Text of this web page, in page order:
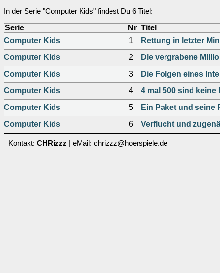
In der Serie "Computer Kids" findest Du 6 Titel:
Serie Nr Titel
Computer Kids
1
Rettung in letzter
Computer Kids
2
Die vergrabene
Computer Kids
3
Die Folgen eines
Computer Kids
4
4 mal 500 sind keine
Computer Kids
5
Ein Paket und seine
Computer Kids
6 Verflucht und
Kontakt: CHRizzz | eMail: chrizzz@hoerspiele.de